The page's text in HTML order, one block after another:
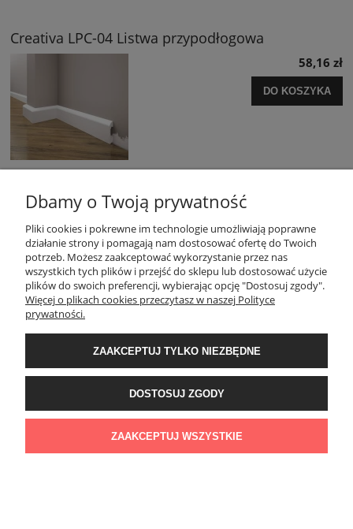
Creativa LPC-04 Listwa przypodłogowa
58,16 zł
DO KOSZYKA
Creativa LPC-06 Listwa przypodłogowa
75,79 zł
DO KOSZYKA
Creativa LPC-06M Listwa przypodłogowa
Dbamy o Twoją prywatność
Pliki cookies i pokrewne im technologie umożliwiają poprawne
działanie strony i pomagają nam dostosować ofertę do Twoich
potrzeb. Możesz zaakceptować wykorzystanie przez nas
wszystkich tych plików i przejść do sklepu lub dostosować użycie
plików do swoich preferencji, wybierając opcję "Dostosuj zgody".
Więcej o plikach cookies przeczytasz w naszej Polityce
prywatności.
ZAAKCEPTUJ TYLKO NIEZBĘDNE
DOSTOSUJ ZGODY
ZAAKCEPTUJ WSZYSTKIE